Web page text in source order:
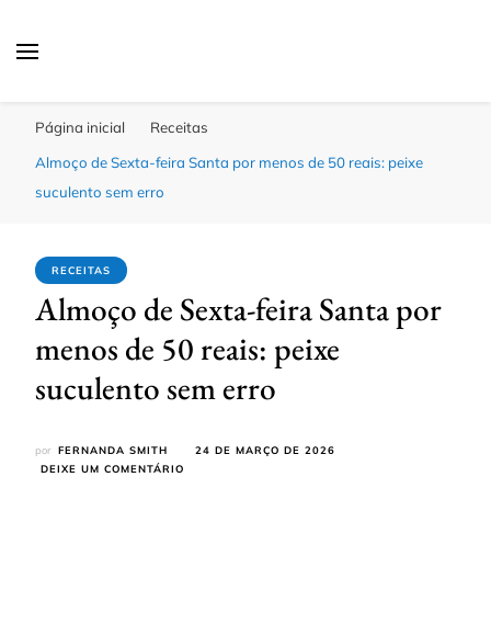
Página inicial
Receitas
Almoço de Sexta-feira Santa por menos de 50 reais: peixe
suculento sem erro
RECEITAS
Almoço de Sexta-feira Santa por
menos de 50 reais: peixe
suculento sem erro
por FERNANDA SMITH
24 DE MARÇO DE 2026
DEIXE UM COMENTÁRIO